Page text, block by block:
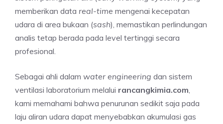
memberikan data real-time mengenai kecepatan
udara di area bukaan (sash), memastikan perlindungan
analis tetap berada pada level tertinggi secara
profesional.
Sebagai ahli dalam water engineering dan sistem
ventilasi laboratorium melalui rancangkimia.com
kami memahami bahwa penurunan sedikit saja pada
laju aliran udara dapat menyebabkan akumulasi gas